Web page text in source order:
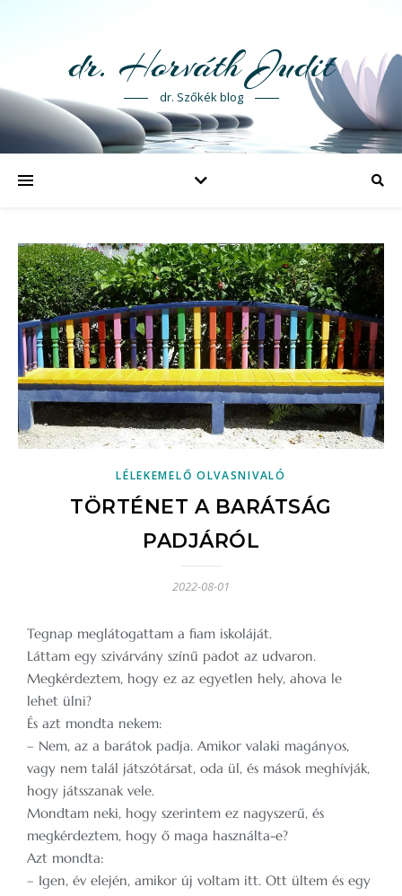
dr. Horváth Judit
dr. Szőkék blog
LÉLEKEMELŐ OLVASNIVALÓ
TÖRTÉNET A BARÁTSÁG
PADJÁRÓL
2022-08-01
Tegnap meglátogattam a fiam iskoláját.
Láttam egy szivárvány színű padot az udvaron.
Megkérdeztem, hogy ez az egyetlen hely, ahova le
lehet ülni?
És azt mondta nekem:
– Nem, az a barátok padja. Amikor valaki magányos,
vagy nem talál játszótársat, oda ül, és mások meghívják,
hogy játsszanak vele.
Mondtam neki, hogy szerintem ez nagyszerű, és
megkérdeztem, hogy ő maga használta-e?
Azt mondta:
– Igen, év elején, amikor új voltam itt. Ott ültem és egy